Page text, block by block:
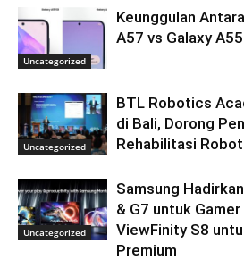
Uncategorized
Keunggulan
A57 vs Galaxy
Uncategorized
BTL Robotics
di Bali, Dorong
Rehabilitasi
Uncategorized
Samsung
& G7 untuk
ViewFinity S8
Premium